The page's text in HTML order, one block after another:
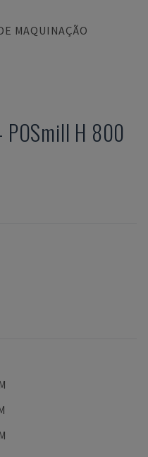
MAQUINAÇÃO
POSmill H 800